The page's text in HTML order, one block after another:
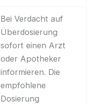
Bei Verdacht auf
Überdosierung
sofort einen Arzt
oder Apotheker
informieren. Die
empfohlene
Dosierung